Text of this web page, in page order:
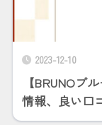
2023-12-10
【BRUNOブ
情報、良い口